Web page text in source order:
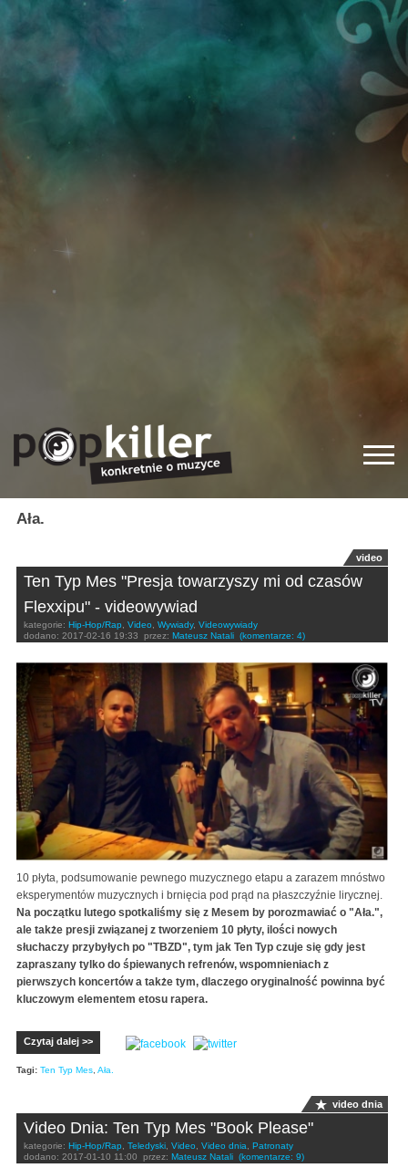
Ała.
video
Ten Typ Mes "Presja towarzyszy mi od czasów
Flexxipu" - videowywiad
kategorie: Hip-Hop/Rap, Video, Wywiady, Videowywiady
dodano: 2017-02-16 19:33 przez: Mateusz Natali (komentarze: 4)
10 płyta, podsumowanie pewnego muzycznego etapu a zarazem mnóstwo
eksperymentów muzycznych i brnięcia pod prąd na płaszczyźnie lirycznej.
Na początku lutego spotkaliśmy się z Mesem by porozmawiać o "Ała.",
ale także presji związanej z tworzeniem 10 płyty, ilości nowych
słuchaczy przybyłych po "TBZD", tym jak Ten Typ czuje się gdy jest
zapraszany tylko do śpiewanych refrenów, wspomnieniach z
pierwszych koncertów a także tym, dlaczego oryginalność powinna być
kluczowym elementem etosu rapera.
Czytaj dalej >>
Tagi: Ten Typ Mes Ała.
video dnia
Video Dnia: Ten Typ Mes "Book Please"
kategorie: Hip-Hop/Rap Teledyski Video Video dnia
Patronaty
dodano: 2017-01-10 11:00 przez: Mateusz Natali (komentarze: 9)